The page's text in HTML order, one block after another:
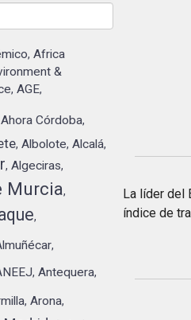
,Africa
&
,AGE,
Ahora Córdoba,
,Albolote,Alcalá,
,Algeciras,
Murcia,
,
,
,Antequera,
,Arona,
La líder del
índice de